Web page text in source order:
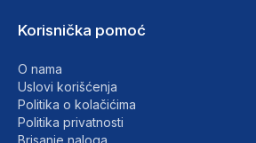
Korisnička pomoć
O nama
Uslovi korišćenja
Politika o kolačićima
Politika privatnosti
Brisanje naloga